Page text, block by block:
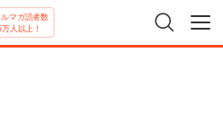
ルマガ読者数
人以上！